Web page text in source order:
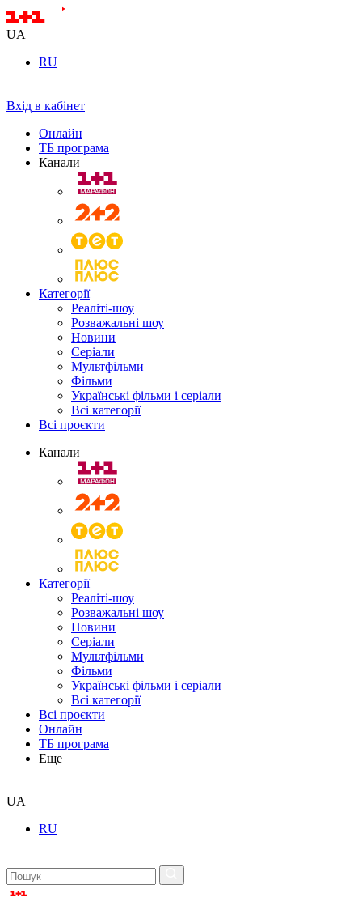
UA
RU
Вхід в кабінет
Онлайн
ТБ програма
Канали
Категорії
Реаліті-шоу
Розважальні шоу
Новини
Серіали
Мультфільми
Фільми
Українські фільми і серіали
Всі категорії
Всі проєкти
Канали
Категорії
Реаліті-шоу
Розважальні шоу
Новини
Серіали
Мультфільми
Фільми
Українські фільми і серіали
Всі категорії
Всі проєкти
Онлайн
ТБ програма
Еще
UA
RU